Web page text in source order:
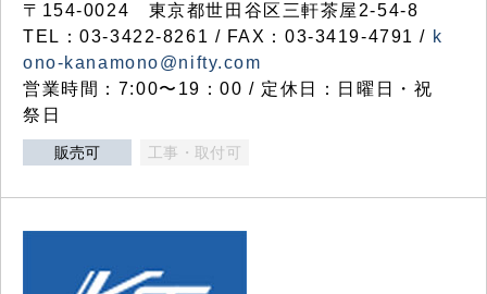
〒154-0024 東京都世田谷区三軒茶屋2-54-8
TEL：03-3422-8261 / FAX：03-3419-4791 / k
ono-kanamono@nifty.com
営業時間：7:00〜19：00 / 定休日：日曜日・祝
祭日
販売可 工事・取付可